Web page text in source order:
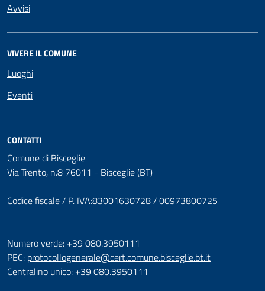
Avvisi
VIVERE IL COMUNE
Luoghi
Eventi
CONTATTI
Comune di Bisceglie
Via Trento, n.8 76011 - Bisceglie (BT)
Codice fiscale / P. IVA:83001630728 / 00973800725
Numero verde: +39 080.3950111
PEC: protocollogenerale@cert.comune.bisceglie.bt.it
Centralino unico: +39 080.3950111